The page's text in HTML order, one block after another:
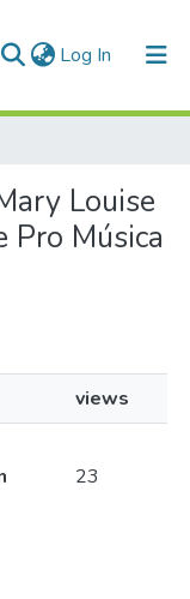
Log In (current)
Louise
Pro Música
views
23